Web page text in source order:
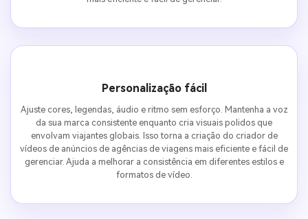
Personalização fácil
Ajuste cores, legendas, áudio e ritmo sem esforço. Mantenha a voz
da sua marca consistente enquanto cria visuais polidos que
envolvam viajantes globais. Isso torna a criação do criador de
vídeos de anúncios de agências de viagens mais eficiente e fácil de
gerenciar. Ajuda a melhorar a consistência em diferentes estilos e
formatos de vídeo.